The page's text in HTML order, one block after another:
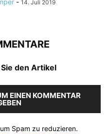
- 14. Juli 2019
den Artikel
EINEN KOMMENTAR
Spam zu reduzieren.